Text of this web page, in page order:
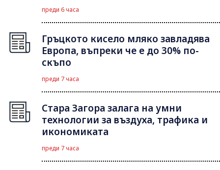
преди 6 часа
Гръцкото кисело мляко завладява
Европа, въпреки че е до 30% по-
скъпо
преди 7 часа
Стара Загора залага на умни
технологии за въздуха, трафика и
икономиката
преди 7 часа